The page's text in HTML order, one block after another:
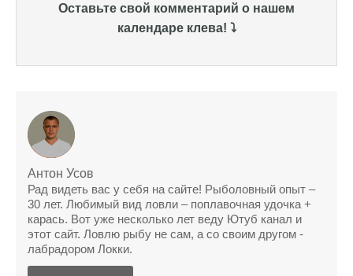
всегда помогает найти активных хищников
полной ерундой, ни одной рыбы не поймал
Поймал всего одну рыбу, несмотря на
"удачный" прогноз клева, разочарован
Сегодняшний прогноз клева позволил мне
успешно поймать крупную щуку.
Прогноз клева на рыбалку на следующую
неделю обещает хорошие результаты.
Оставьте свой комментарий о нашем
календаре клева! ⤵️
Антон Усов
Рад видеть вас у себя на сайте! Рыболовный опыт –
30 лет. Любимый вид ловли – поплавочная удочка +
карась. Вот уже несколько лет веду Ютуб канал и
этот сайт. Ловлю рыбу не сам, а со своим другом -
лабрадором Локки.